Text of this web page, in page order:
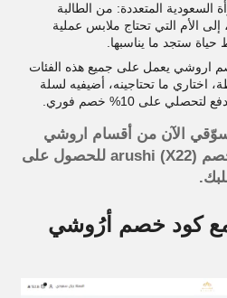
السعودية المتعددة: من الطالبة
إلى الأم التي تحتاج ملابس عملية
ستجد ما يناسبها.
اروشي يعمل على جميع هذه الفئات
اختاري ما تحتاجينه، أضيفيه لسلة
على 10% خصم فوري.
الآن من أقسام اروشي
المتنوعة واستخدمي كود خصم arushi (X22) للحصول على
كود خصم أرُوشي